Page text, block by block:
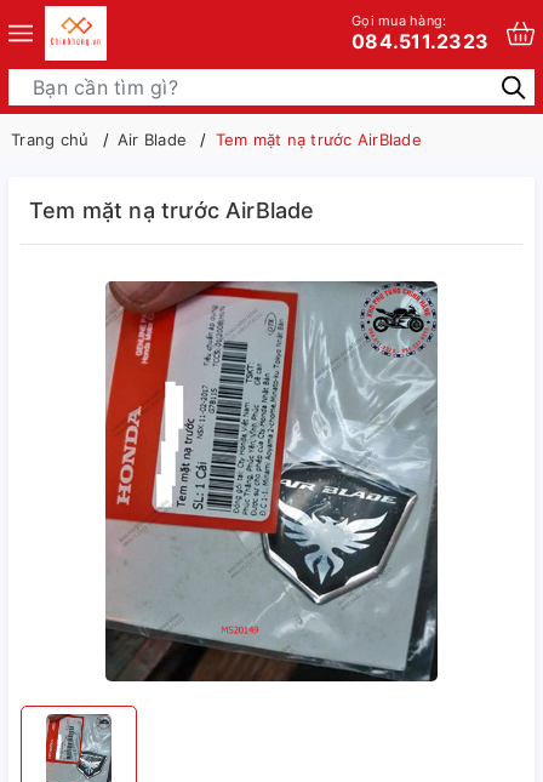
Gọi mua hàng:
084.511.2323
Trang chủ Air Blade Tem mặt nạ trước AirBlade
Tem mặt nạ trước AirBlade